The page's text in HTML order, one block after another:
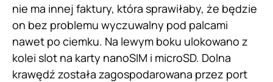
nie ma innej faktury, która sprawiłaby, że będzie
on bez problemu wyczuwalny pod palcami
nawet po ciemku. Na lewym boku ulokowano z
kolei slot na karty nanoSIM i microSD. Dolna
krawędź została zagospodarowana przez port